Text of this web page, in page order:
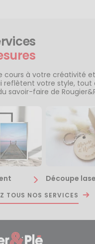
cours à votre créativité
reflètent votre style,
savoir-faire de
Découpe
TOUS NOS SERVICES